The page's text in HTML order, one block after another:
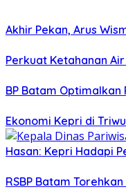
Akhir Pekan, Arus
Perkuat Ketahanan
BP Batam Optimalkan
Ekonomi Kepri di
Hasan: Kepri Hadapi
RSBP Batam